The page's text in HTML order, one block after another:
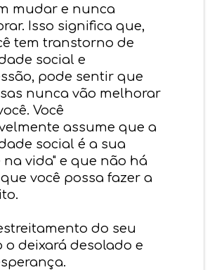
mudar e nunca
Isso significa que,
tem transtorno de
social e
pode sentir que
nunca vão melhorar
Você
assume que a
social é a sua
na vida" e que não há
você possa fazer a
do seu
o deixará desolado e